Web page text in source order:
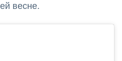
весне.